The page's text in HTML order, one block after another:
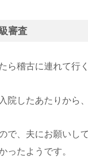
審査
ら稽古に連れて行
院したあたりから
で、夫にお願いし
ったようです。